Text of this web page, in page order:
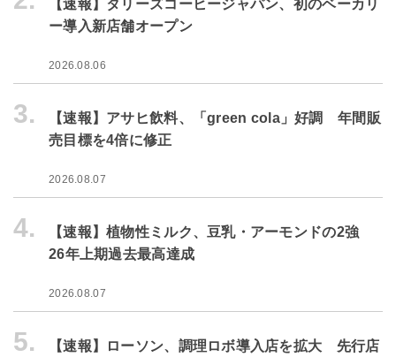
【速報】タリーズコーヒージャパン、初のベーカリ
ー導入新店舗オープン
2026.08.06
3.
【速報】アサヒ飲料、「green cola」好調 年間販
売目標を4倍に修正
2026.08.07
4.
【速報】植物性ミルク、豆乳・アーモンドの2強
26年上期過去最高達成
2026.08.07
5.
【速報】ローソン、調理ロボ導入店を拡大 先行店